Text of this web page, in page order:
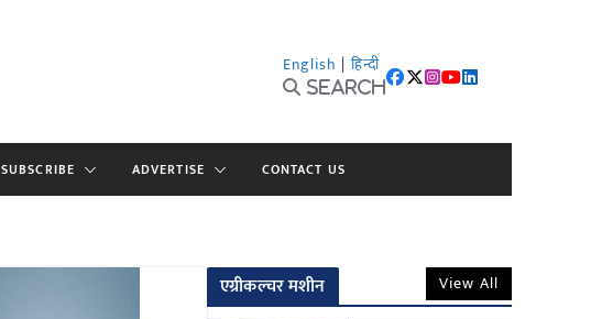
English | हिन्दी
Search
SUBSCRIBE ADVERTISE CONTACT US
एग्रीकल्चर मशीन View All